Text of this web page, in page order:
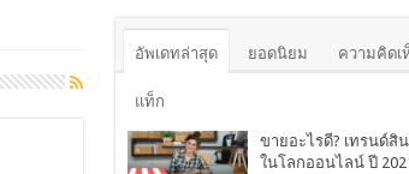
อัพเดทล่าสุด ยอดนิยม ความคิดเ
แท็ก
ขายอะไรดี? เทรนด์สิ
ในโลกออนไลน์ ปี